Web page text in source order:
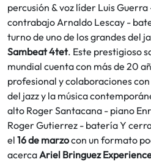
percusión & voz líder Luis
contrabajo Arnaldo Lescay -
turno de uno de los grandes del
Sambeat 4tet. Este prestigioso
mundial cuenta con más de 20
profesional y colaboraciones
del jazz y la música
alto Roger Santacana - piano
Roger Gutierrez - batería Y
el 16 de marzocon un formato
acercaAriel Bringuez